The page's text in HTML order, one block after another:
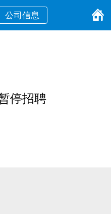
公司信息
停招聘